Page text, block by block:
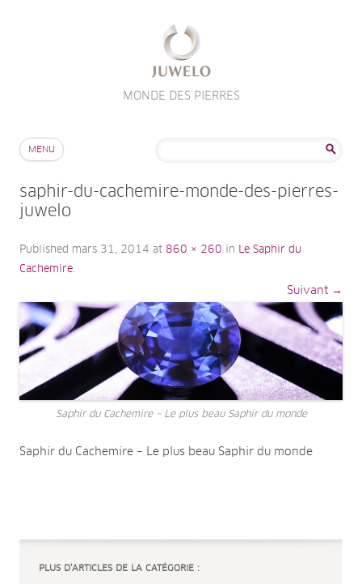
MONDE DES PIERRES
MENU
saphir-du-cachemire-monde-des-pierres-
juwelo
Published mars 31, 2014 at 860 × 260 in Le Saphir du
Cachemire.
Suivant →
Saphir du Cachemire – Le plus beau Saphir du monde
Saphir du Cachemire – Le plus beau Saphir du monde
PLUS D’ARTICLES DE LA CATÉGORIE :